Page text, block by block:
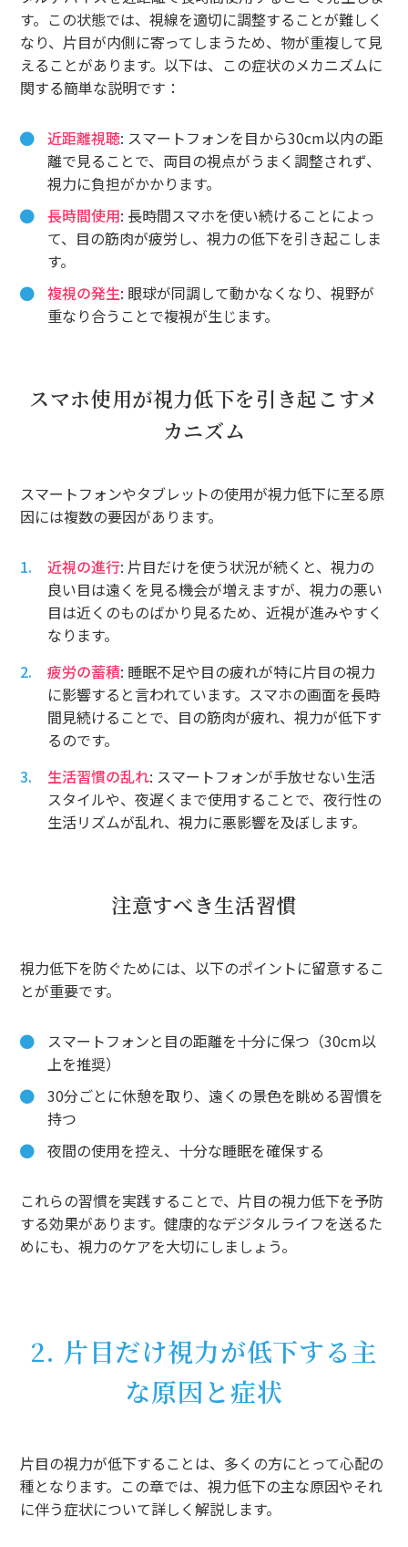
す。この状態では、視線を適切に調整することが難しく
なり、片目が内側に寄ってしまうため、物が重複して見
えることがあります。以下は、この症状のメカニズムに
関する簡単な説明です：
近距離視聴: スマートフォンを目から30cm以内の距
離で見ることで、両目の視点がうまく調整されず、
視力に負担がかかります。
長時間使用: 長時間スマホを使い続けることによっ
て、目の筋肉が疲労し、視力の低下を引き起こしま
す。
複視の発生: 眼球が同調して動かなくなり、視野が
重なり合うことで複視が生じます。
スマホ使用が視力低下を引き起こすメ
カニズム
スマートフォンやタブレットの使用が視力低下に至る原
因には複数の要因があります。
近視の進行: 片目だけを使う状況が続くと、視力の
良い目は遠くを見る機会が増えますが、視力の悪い
目は近くのものばかり見るため、近視が進みやすく
なります。
疲労の蓄積: 睡眠不足や目の疲れが特に片目の視力
に影響すると言われています。スマホの画面を長時
間見続けることで、目の筋肉が疲れ、視力が低下す
るのです。
生活習慣の乱れ: スマートフォンが手放せない生活
スタイルや、夜遅くまで使用することで、夜行性の
生活リズムが乱れ、視力に悪影響を及ぼします。
注意すべき生活習慣
視力低下を防ぐためには、以下のポイントに留意するこ
とが重要です。
スマートフォンと目の距離を十分に保つ（30cm以
上を推奨）
30分ごとに休憩を取り、遠くの景色を眺める習慣を
持つ
夜間の使用を控え、十分な睡眠を確保する
これらの習慣を実践することで、片目の視力低下を予防
する効果があります。健康的なデジタルライフを送るた
めにも、視力のケアを大切にしましょう。
2. 片目だけ視力が低下する主
な原因と症状
片目の視力が低下することは、多くの方にとって心配の
種となります。この章では、視力低下の主な原因やそれ
に伴う症状について詳しく解説します。